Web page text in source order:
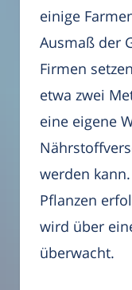
einige
Ausmaß der
Firmen
etwa zwei
eine eigene
werden
Pflanzen
wird über
überwacht.